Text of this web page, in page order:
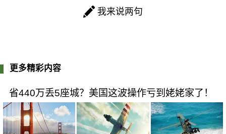
我来说两句
更多精彩内容
省440万丢5座城？美国这波操作亏到姥姥家了！